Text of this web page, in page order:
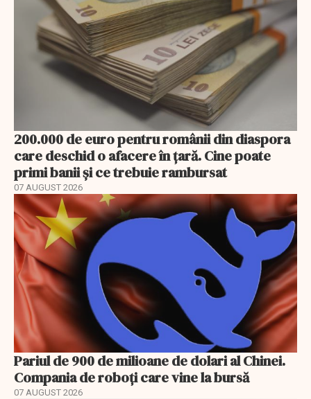
200.000 de euro pentru românii din diaspora
care deschid o afacere în țară. Cine poate
primi banii și ce trebuie rambursat
07 AUGUST 2026
Pariul de 900 de milioane de dolari al Chinei.
Compania de roboți care vine la bursă
07 AUGUST 2026